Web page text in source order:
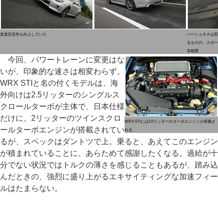
直進安定性も向上していた
ハーシュネスは
るものの、スポ
容範囲
WRX STIには2.0リッターのターボエンジンが搭載さ
れる
今回、パワートレーンに変更はな
いが、印象的な速さは相変わらず。
WRX STIと名の付くモデルは、海
外向けは2.5リッターのシングルス
クロールターボが主体で、日本仕様
だけに、2リッターのツインスクロ
ールターボエンジンが搭載されてい
るが、スペックはダントツで上。乗ると、あえてこのエンジン
が積まれていることに、あらためて感謝したくなる。過給が十
分でない状況ではトルクの薄さを感じることもあるが、踏み込
んだときの、強烈に盛り上がるエキサイティングな加速フィー
ルはたまらない。